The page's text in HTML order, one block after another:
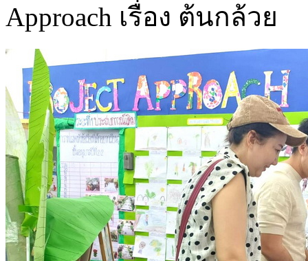
Approach เรื่อง ต้นกล้วย